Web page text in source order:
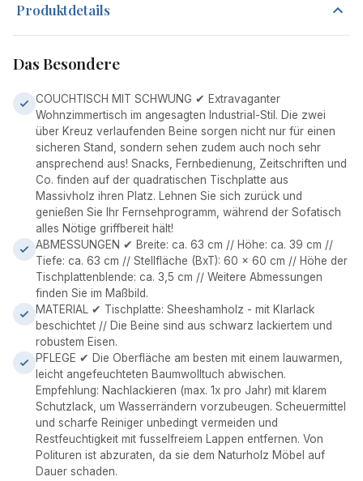
Produktdetails
Das Besondere
COUCHTISCH MIT SCHWUNG ✔ Extravaganter
Wohnzimmertisch im angesagten Industrial-Stil. Die zwei
über Kreuz verlaufenden Beine sorgen nicht nur für einen
sicheren Stand, sondern sehen zudem auch noch sehr
ansprechend aus! Snacks, Fernbedienung, Zeitschriften und
Co. finden auf der quadratischen Tischplatte aus
Massivholz ihren Platz. Lehnen Sie sich zurück und
genießen Sie Ihr Fernsehprogramm, während der Sofatisch
alles Nötige griffbereit hält!
ABMESSUNGEN ✔ Breite: ca. 63 cm // Höhe: ca. 39 cm //
Tiefe: ca. 63 cm // Stellfläche (BxT): 60 x 60 cm // Höhe der
Tischplattenblende: ca. 3,5 cm // Weitere Abmessungen
finden Sie im Maßbild.
MATERIAL ✔ Tischplatte: Sheeshamholz - mit Klarlack
beschichtet // Die Beine sind aus schwarz lackiertem und
robustem Eisen.
PFLEGE ✔ Die Oberfläche am besten mit einem lauwarmen,
leicht angefeuchteten Baumwolltuch abwischen.
Empfehlung: Nachlackieren (max. 1x pro Jahr) mit klarem
Schutzlack, um Wasserrändern vorzubeugen. Scheuermittel
und scharfe Reiniger unbedingt vermeiden und
Restfeuchtigkeit mit fusselfreiem Lappen entfernen. Von
Polituren ist abzuraten, da sie dem Naturholz Möbel auf
Dauer schaden.